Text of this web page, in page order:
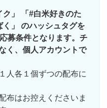
」 「#白米好きのた
」 のハッシュタグを
募条件となります。チ
く、個人アカウントで
人各１個ずつの配布に
布はお控えくださいま